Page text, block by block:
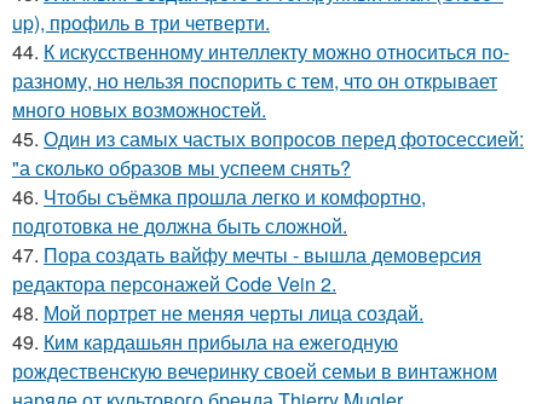
up), профиль в три четверти.
44. К искусственному интеллекту можно относиться по-
разному, но нельзя поспорить с тем, что он открывает
много новых возможностей.
45. Один из самых частых вопросов перед фотосессией:
"а сколько образов мы успеем снять?
46. Чтобы съёмка прошла легко и комфортно,
подготовка не должна быть сложной.
47. Пора создать вайфу мечты - вышла демоверсия
редактора персонажей Code Vein 2.
48. Мой портрет не меняя черты лица создай.
49. Ким кардашьян прибыла на ежегодную
рождественскую вечеринку своей семьи в винтажном